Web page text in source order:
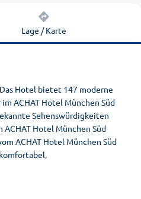
Lage / Karte
Hotel bietet 147 moderne
ACHAT Hotel München Süd
Sehenswürdigkeiten
Hotel München Süd
ACHAT Hotel München Süd